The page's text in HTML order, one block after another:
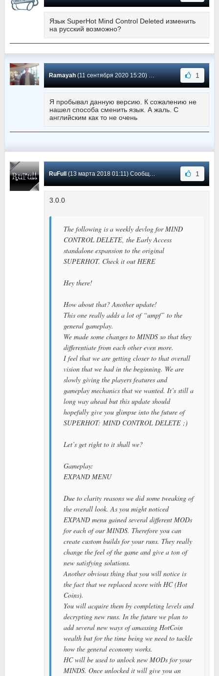
Язык SuperHot Mind Control Deleted изменить
на русский возможно?
Ramayah(11 сентября 2020 15:20) Сообщение #23 1
Я пробывал данную версию. К сожалению не
нашел способа сменить язык. А жаль. С
английским как то не очень
RuFull (13 марта 2018 01:11) Сообщение #22 1
3.0.0
The following is a weekly devlog for MIND
CONTROL DELETE, the Early Access
standalone expansion to the original
SUPERHOT. Check it out HERE
Hey there!
How about that? Another update!
This one really adds a lot of “umpf” to the
general gameplay.
We made some changes to MINDS so that they
differentiate from each other even more.
I feel that we are getting closer to that overall
vision that we had in the beginning. We are
slowly giving the players features and
gameplay mechanics that we wanted. It’s still a
long way ahead but this update should
hopefully give you glimpse into the future of
SUPERHOT: MIND CONTROL DELETE ;)
Let’s get right to it shall we?
Gameplay:
EXPAND MENU
Due to clarity reasons we did some tweaking of
the overall look. As you might noticed
EXPAND menu gained several different MODs
for each of our MINDS. Therefore you can
create custom builds for your runs. They really
change the feel of the game and give a ton of
new satisfying solutions.
Another obvious thing that you will notice is
the fact that we replaced score with HC (Hot
Coins).
You will acquire them by completing levels and
decrypting new runs. In the future we plan to
add several new ways of amassing HotCoin
wealth but for the time being we need to tackle
how the general economy works.
HC will be used to unlock new MODs for your
MINDS. Once unlocked it will give you an